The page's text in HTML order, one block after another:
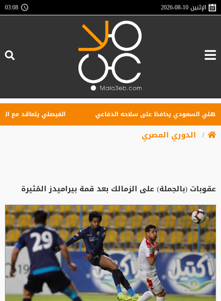
الإثنين2026-08-10
03:08
السعودي يحافظ على سلاحه الدفاعي الفيصلي يتعاقد مع
الدوري المصري
عقوبات (بالجملة) على الزمالك بعد قمة بيراميدز المُثيرة